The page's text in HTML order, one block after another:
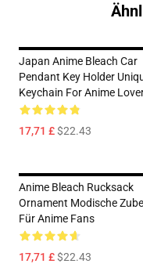
Japan Anime Bleach Car
Pendant Key Holder
Keychain For Anime
17,71 £$22.43
Anime Bleach Rucksack
Ornament Modische
Für Anime Fans
17,71 £$22.43